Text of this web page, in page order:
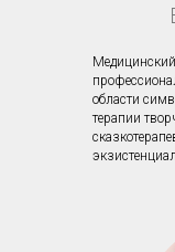
области
терапии